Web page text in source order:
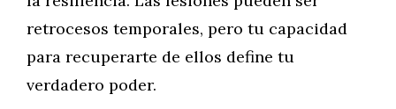
retrocesos temporales, pero tu capacidad
para recuperarte de ellos define tu
verdadero poder.